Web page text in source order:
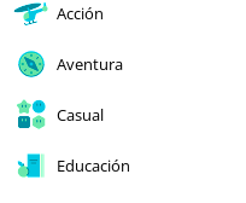
Acción
Aventura
Casual
Educación